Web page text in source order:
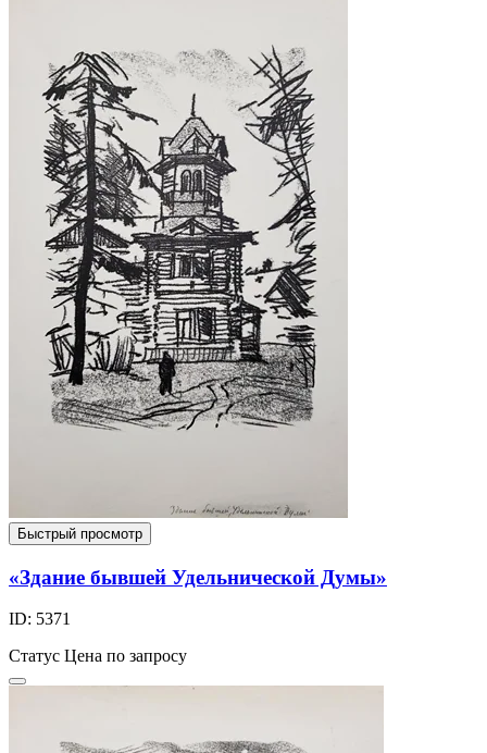
Быстрый просмотр
«Здание бывшей Удельнической Думы»
ID: 5371
Статус Цена по запросу